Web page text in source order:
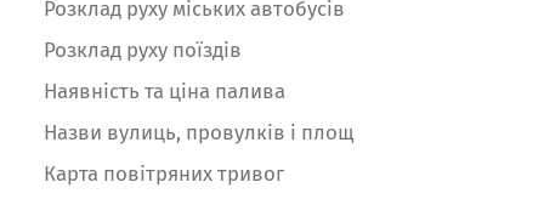
Розклад руху міських автобусів
Розклад руху поїздів
Наявність та ціна палива
Назви вулиць, провулків і площ
Карта повітряних тривог